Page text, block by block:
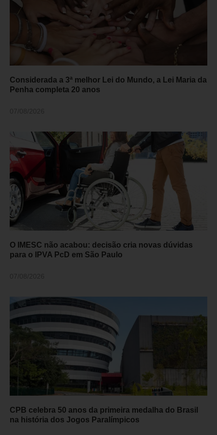
Considerada a 3ª melhor Lei do Mundo, a Lei Maria da
Penha completa 20 anos
O IMESC não acabou: decisão cria novas dúvidas
para o IPVA PcD em São Paulo
CPB celebra 50 anos da primeira medalha do Brasil
na história dos Jogos Paralímpicos